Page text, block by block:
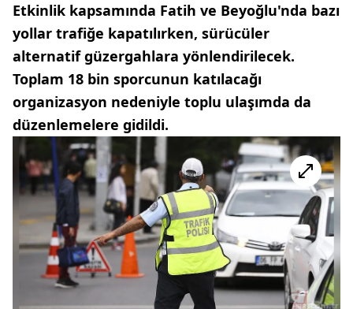
Etkinlik kapsamında Fatih ve Beyoğlu'nda bazı
yollar trafiğe kapatılırken, sürücüler
alternatif güzergahlara yönlendirilecek.
Toplam 18 bin sporcunun katılacağı
organizasyon nedeniyle toplu ulaşımda da
düzenlemelere gidildi.